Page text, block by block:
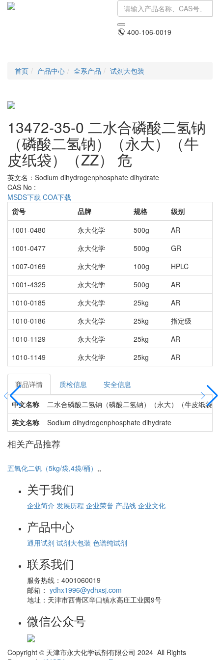
400-106-0019
首页
产品中心 全系产品 试剂大包装
13472-35-0 二水合磷酸二氢钠
（磷酸二氢钠）（永大）（牛
皮纸袋）（ZZ） 危
英文名：Sodium dihydrogenphosphate dihydrate
CAS No :
MSDS下载 COA下载
货号
品牌 规格
级别
1001-0480
永大化学 500g
AR
1001-0477
永大化学 500g
GR
1007-0169
永大化学 100g
HPLC
1001-4325
永大化学 500g
AR
1010-0185
永大化学 25kg
AR
1010-0186
永大化学 25kg
指定级
1010-1129
永大化学 25kg
AR
1010-1149
永大化学 25kg AR
商品详情 质检信息 安全信息
中文名称
二水合磷酸二氢钠（磷酸二氢钠）（永大）（牛皮纸袋
英文名称
Sodium dihydrogenphosphate dihydrate
相关产品推荐
五氧化二钒（5kg/袋,4袋/桶） ,,
关于我们
企业简介 发展历程 企业荣誉 产品线 企业文化
产品中心
通用试剂 试剂大包装 色谱纯试剂
联系我们
服务热线：4001060019
邮箱： ydhx1996@ydhxsj.com
地址：天津市西青区辛口镇水高庄工业园9号
微信公众号
Copyright © 天津市永大化学试剂有限公司 2024 All Rights